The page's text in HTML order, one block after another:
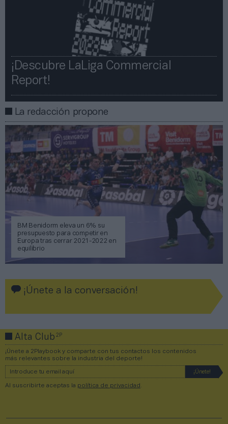
¡Descubre LaLiga Commercial
Report!​​
La redacción propone
BM Benidorm eleva un 6% su
presupuesto para competir en
Europa tras cerrar 2021-2022 en
equilibrio
¡Únete a la conversación!
Alta Club2P
¡Únete a 2Playbook y comparte con tus contactos los contenidos
más relevantes sobre la industria del deporte!
Al suscribirte aceptas la política de privacidad .